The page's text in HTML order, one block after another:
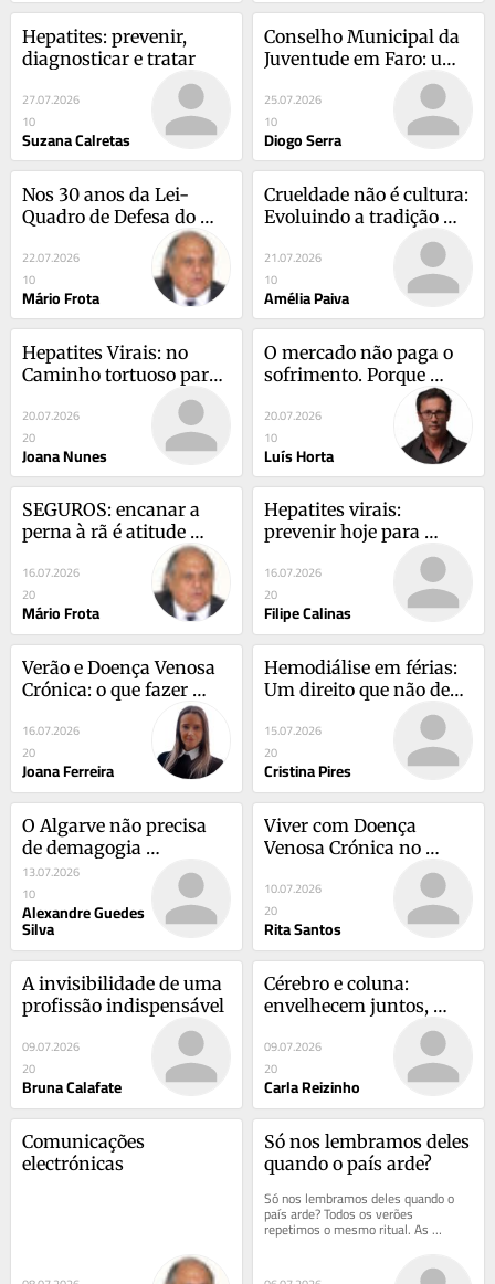
Hepatites: prevenir,
diagnosticar e tratar
27.07.2026
10
Suzana Calretas
Conselho Municipal da
Juventude em Faro: uma
promessa esquecida que
exige resposta
25.07.2026
10
Diogo Serra
Nos 30 anos da Lei-
Quadro de Defesa do
22.07.2026
10
Mário Frota
Crueldade não é cultura:
Evoluindo a tradição
sofrimento animal em
Bensafrim
21.07.2026
10
Amélia Paiva
Hepatites Virais: no
Caminho tortuoso para
20.07.2026
20
Joana Nunes
O mercado não paga o
sofrimento. Porque
confundi-lo com
mérito?
20.07.2026
10
Luís Horta
SEGUROS: encanar a
perna à rã é atitude
cristã ou abominável
prática ‘pagã’?
16.07.2026
20
Mário Frota
Hepatites virais:
prevenir hoje para
16.07.2026
20
Filipe Calinas
Verão e Doença Venosa
Crónica: o que fazer
para aliviar os sintomas
16.07.2026
20
Joana Ferreira
Hemodiálise em férias:
Um direito que não deve
15.07.2026
20
Cristina Pires
O Algarve não precisa
de demagogia
rodoviária. Precisa de
verdade e mobilidade
sustentável
13.07.2026
10
Alexandre Guedes
Silva
Viver com Doença
Venosa Crónica no
10.07.2026
20
Rita Santos
A invisibilidade de uma
profissão indispensável
09.07.2026
20
Bruna Calafate
Cérebro e coluna:
envelhecem juntos,
protegem-se juntos
09.07.2026
20
Carla Reizinho
Comunicações
electrónicas
Só nos lembramos deles
quando o país arde?
Só nos lembramos deles quando o
país arde? Todos os verões
repetimos o mesmo ritual. As
chamas alastram, as televisões